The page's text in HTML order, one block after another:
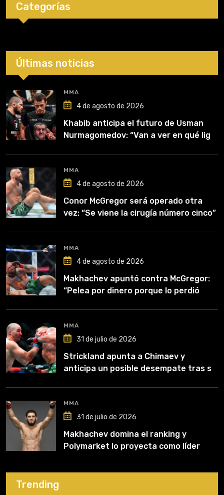
Categorías
Últimas noticias
MMA
4 de agosto de 2026
Khabib anticipa el futuro de Usman
Nurmagomedov: “Van a ver en qué liga
MMA
4 de agosto de 2026
Conor McGregor será operado otra
vez: “Se viene la cirugía número cinco”
MMA
4 de agosto de 2026
Makhachev apuntó contra McGregor:
“Pelea por dinero porque lo perdió
MMA
31 de julio de 2026
Strickland apunta a Chimaev y
anticipa un posible desempate tras su
MMA
31 de julio de 2026
Makhachev domina el ranking y
Polymarket lo proyecta como líder
Trending